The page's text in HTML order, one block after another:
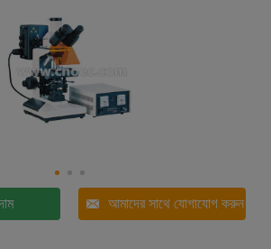
আমাদের সাথে যোগাযোগ করুন